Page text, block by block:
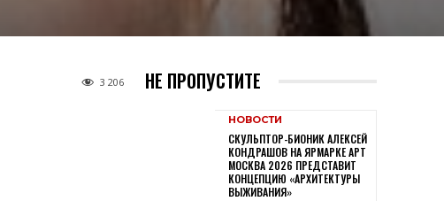
3 206 НЕ ПРОПУСТИТЕ
НОВОСТИ
СКУЛЬПТОР-БИОНИК АЛЕКСЕЙ
КОНДРАШОВ НА ЯРМАРКЕ АРТ
МОСКВА 2026 ПРЕДСТАВИТ
КОНЦЕПЦИЮ «АРХИТЕКТУРЫ
ВЫЖИВАНИЯ»